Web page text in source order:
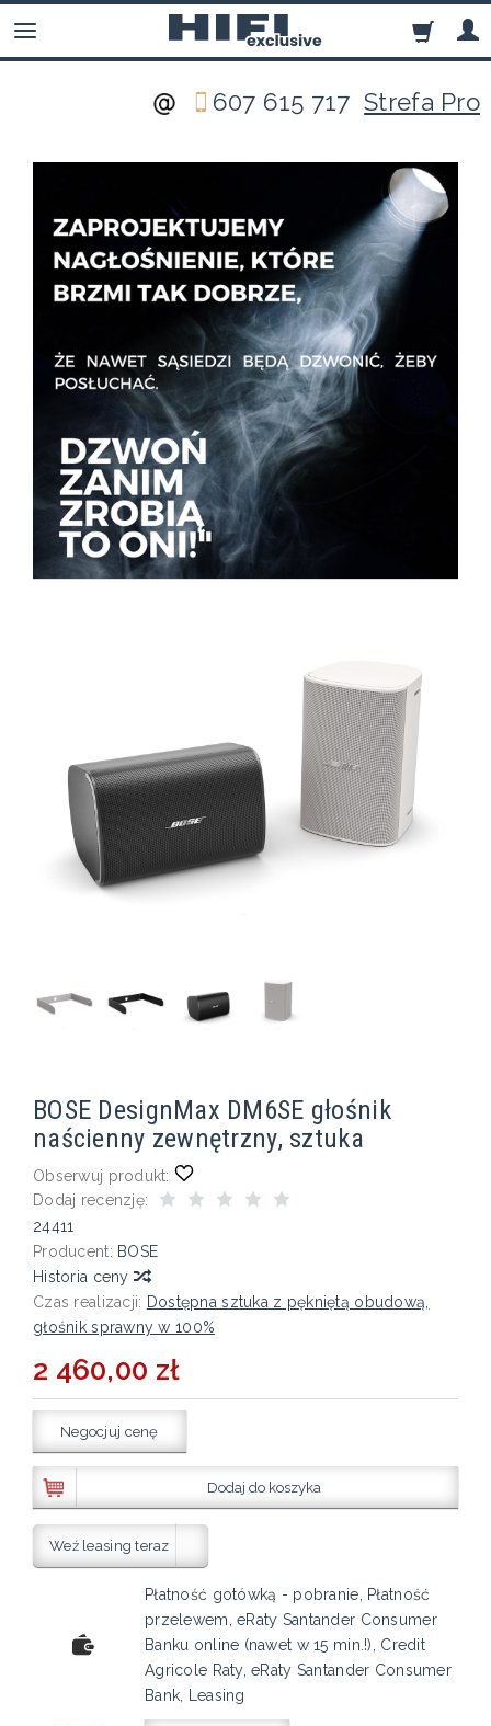
607 615 717Strefa Pro
BOSE DesignMax DM6SE głośnik
naścienny zewnętrzny, sztuka
Obserwuj produkt:
Dodaj recenzję:
24411
Producent: BOSE
Historia ceny
Czas realizacji: Dostępna sztuka z pękniętą obudową,
głośnik sprawny w 100%
2 460,00 zł
Negocjuj cenę
Dodaj do koszyka
Weź leasing teraz
Płatność gotówką - pobranie, Płatność
przelewem, eRaty Santander Consumer
Banku online (nawet w 15 min.!), Credit
Agricole Raty, eRaty Santander Consumer
Bank, Leasing